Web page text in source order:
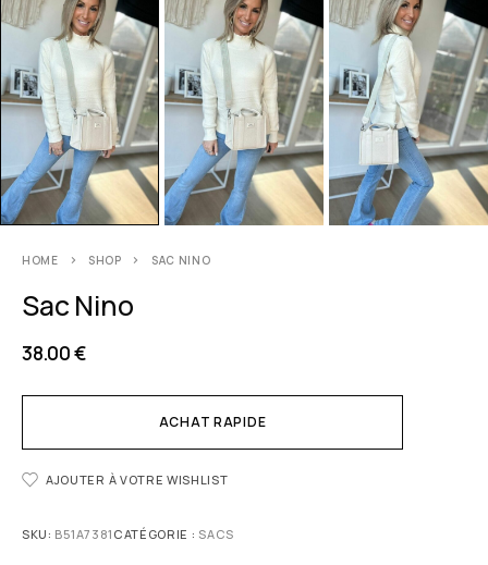
HOME SHOP SAC NINO
Sac Nino
38.00€
ACHAT RAPIDE
AJOUTER À VOTRE WISHLIST
SKU: B51A7381 CATÉGORIE : SACS